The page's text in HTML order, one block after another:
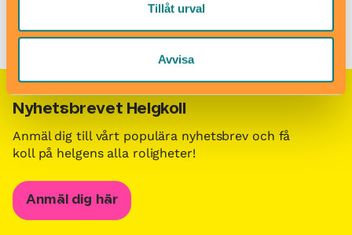
Tillåt urval
Avvisa
Barn i stans kalendarium för barn och familjer i Stockholm
Nyhetsbrevet Helgkoll
Anmäl dig till vårt populära nyhetsbrev och få
koll på helgens alla roligheter!
Anmäl dig här